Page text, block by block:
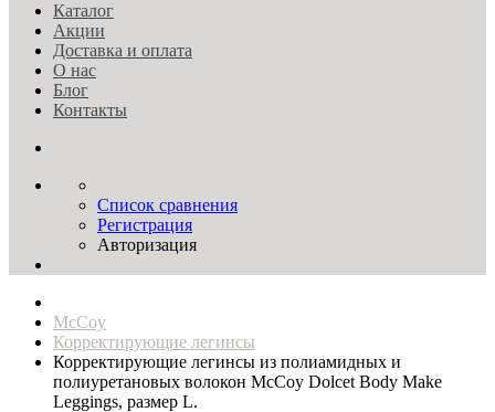
Каталог
Акции
Доставка и оплата
О нас
Блог
Контакты
Список сравнения
Регистрация
Авторизация
McCoy
Корректирующие легинсы
Корректирующие легинсы из полиамидных и
полиуретановых волокон McCoy Dolcet Body Make
Leggings, размер L.